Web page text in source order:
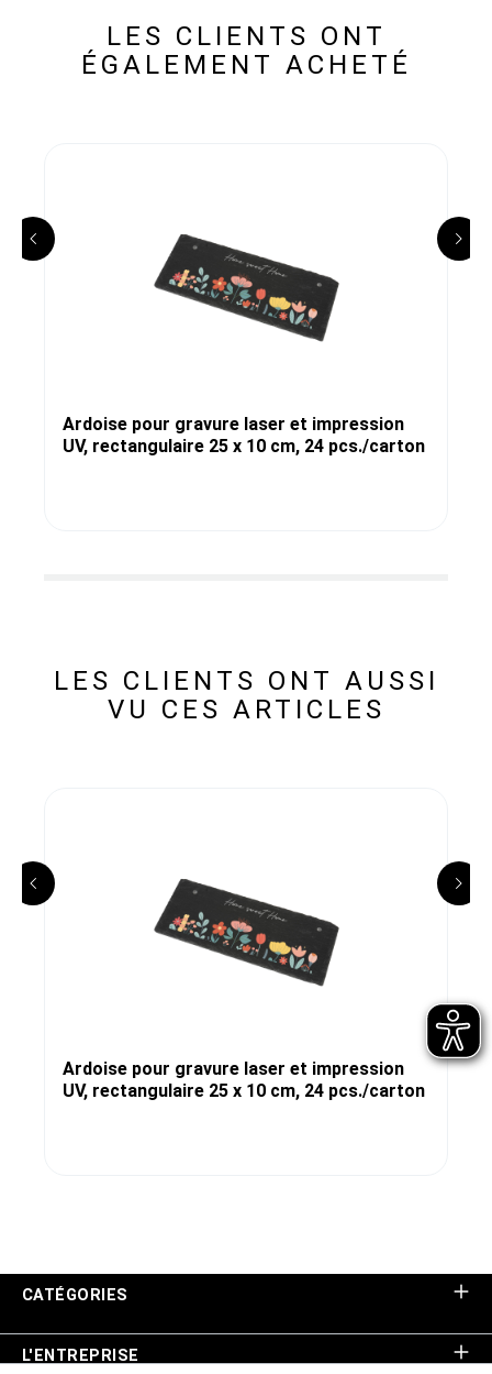
LES CLIENTS ONT
ÉGALEMENT ACHETÉ
Ardoise pour gravure laser et impression
UV, rectangulaire 25 x 10 cm, 24 pcs./carton
LES CLIENTS ONT AUSSI
VU CES ARTICLES
Ardoise pour gravure laser et impression
UV, rectangulaire 25 x 10 cm, 24 pcs./carton
CATÉGORIES
L'ENTREPRISE